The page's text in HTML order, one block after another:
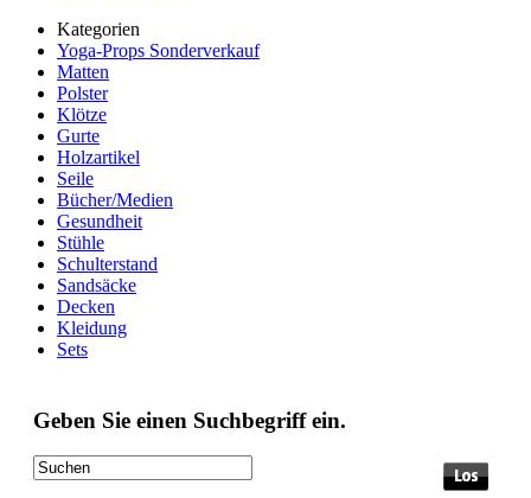
Kategorien
Yoga-Props Sonderverkauf
Matten
Polster
Klötze
Gurte
Holzartikel
Seile
Bücher/Medien
Gesundheit
Stühle
Schulterstand
Sandsäcke
Decken
Kleidung
Sets
Geben Sie einen Suchbegriff ein.